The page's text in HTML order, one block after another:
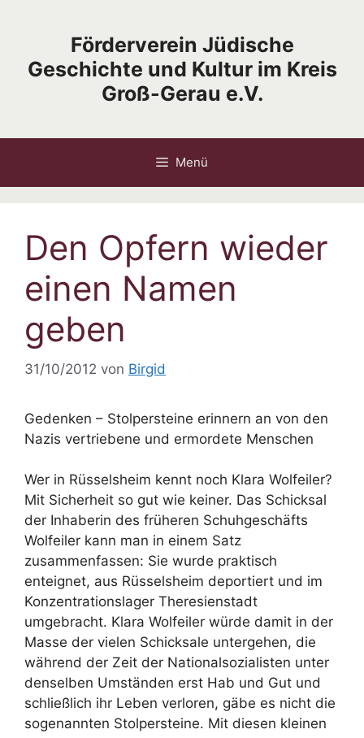
Förderverein Jüdische
Geschichte und Kultur im Kreis
Groß-Gerau e.V.
Menü
Den Opfern wieder
einen Namen
geben
31/10/2012 von Birgid
Gedenken – Stolpersteine erinnern an von den
Nazis vertriebene und ermordete Menschen
Wer in Rüsselsheim kennt noch Klara Wolfeiler?
Mit Sicherheit so gut wie keiner. Das Schicksal
der Inhaberin des früheren Schuhgeschäfts
Wolfeiler kann man in einem Satz
zusammenfassen: Sie wurde praktisch
enteignet, aus Rüsselsheim deportiert und im
Konzentrationslager Theresienstadt
umgebracht. Klara Wolfeiler würde damit in der
Masse der vielen Schicksale untergehen, die
während der Zeit der Nationalsozialisten unter
denselben Umständen erst Hab und Gut und
schließlich ihr Leben verloren, gäbe es nicht die
sogenannten Stolpersteine. Mit diesen kleinen